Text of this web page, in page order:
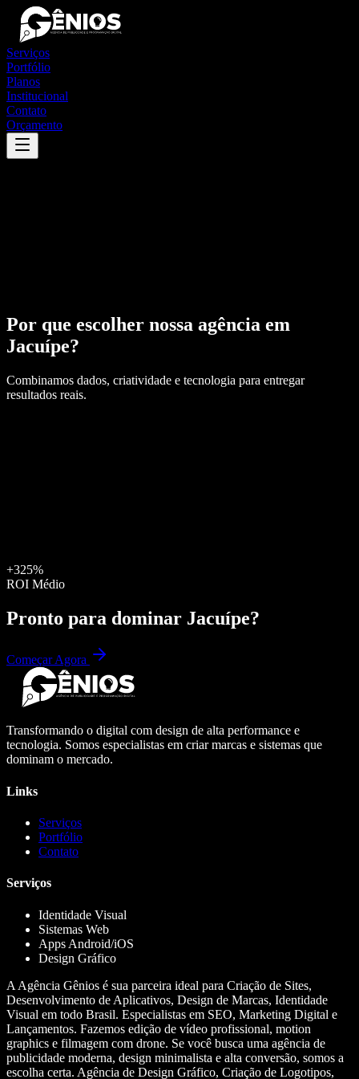
Serviços
Portfólio
Planos
Institucional
Contato
Orçamento
Por que escolher nossa agência em
Jacuípe?
Combinamos dados, criatividade e tecnologia para entregar
resultados reais.
+325%
ROI Médio
Pronto para dominar Jacuípe?
Começar Agora
Transformando o digital com design de alta performance e
tecnologia. Somos especialistas em criar marcas e sistemas que
dominam o mercado.
Links
Serviços
Portfólio
Contato
Serviços
Identidade Visual
Sistemas Web
Apps Android/iOS
Design Gráfico
A Agência Gênios é sua parceira ideal para Criação de Sites,
Desenvolvimento de Aplicativos, Design de Marcas, Identidade
Visual em todo Brasil. Especialistas em SEO, Marketing Digital e
Lançamentos. Fazemos edição de vídeo profissional, motion
graphics e filmagem com drone. Se você busca uma agência de
publicidade moderna, design minimalista e alta conversão, somos a
escolha certa. Agência de Design Gráfico, Criação de Logotipos,